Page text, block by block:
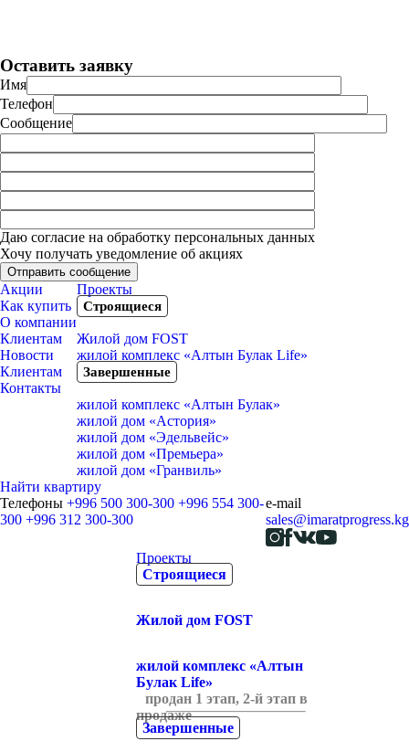
Оставить заявку
Имя
Телефон
Сообщение
Даю согласие на обработку персональных данных
Хочу получать уведомление об акциях
Отправить сообщение
Акции
Как купить
О компании
Клиентам
Новости
Клиентам
Контакты
Проекты
Строящиеся
Жилой дом FOST
жилой комплекс «Алтын Булак Life»
Завершенные
жилой комплекс «Алтын Булак»
жилой дом «Aстория»
жилой дом «Эдельвейс»
жилой дом «Премьера»
жилой дом «Гранвиль»
Найти квартиру
Телефоны +996 500 300-300 +996 554 300-
300 +996 312 300-300
e-mail
sales@imaratprogress.kg
Проекты
Строящиеся
Жилой дом FOST
жилой комплекс «Алтын
Булак Life»
продан 1 этап, 2-й этап в
продаже
Завершенные